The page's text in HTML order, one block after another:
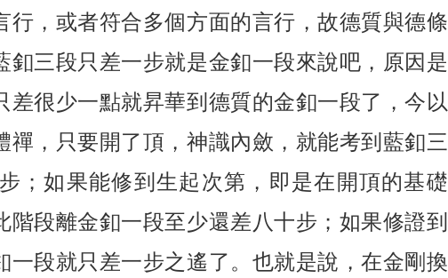
行，或者符合多個方面的言行，故德質與德條
釦三段只差一步就是金釦一段來說吧，原因是
差很少一點就昇華到德質的金釦一段了，今以
禪，只要開了頂，神識內斂，就能考到藍釦三
；如果能修到生起次第，即是在開頂的基礎
階段離金釦一段至少還差八十步；如果修證到
一段就只差一步之遙了。也就是說，在金剛換